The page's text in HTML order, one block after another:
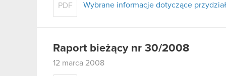
PDF Wybrane informacje dotyczące
Raport bieżący nr 30/2008
12 marca 2008